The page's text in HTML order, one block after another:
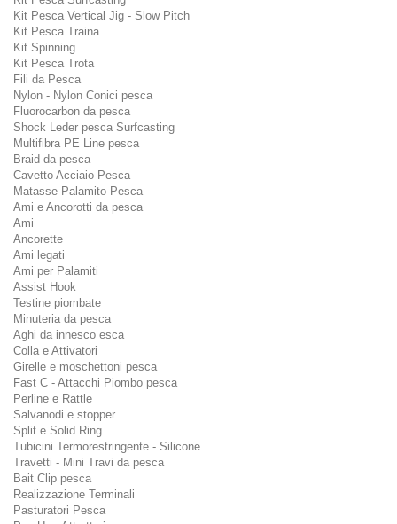
Kit Pesca Vertical Jig - Slow Pitch
Kit Pesca Traina
Kit Spinning
Kit Pesca Trota
Fili da Pesca
Nylon - Nylon Conici pesca
Fluorocarbon da pesca
Shock Leder pesca Surfcasting
Multifibra PE Line pesca
Braid da pesca
Cavetto Acciaio Pesca
Matasse Palamito Pesca
Ami e Ancorotti da pesca
Ami
Ancorette
Ami legati
Ami per Palamiti
Assist Hook
Testine piombate
Minuteria da pesca
Aghi da innesco esca
Colla e Attivatori
Girelle e moschettoni pesca
Fast C - Attacchi Piombo pesca
Perline e Rattle
Salvanodi e stopper
Split e Solid Ring
Tubicini Termorestringente - Silicone
Travetti - Mini Travi da pesca
Bait Clip pesca
Realizzazione Terminali
Pasturatori Pesca